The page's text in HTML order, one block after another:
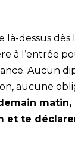
là-dessus dès
à l’entrée
Aucun
aucune
matin,
et te